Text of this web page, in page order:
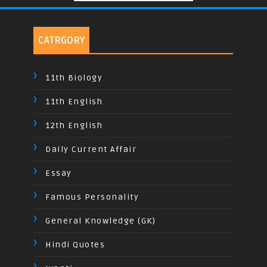
CATRGORY
11th Biology
11th English
12th English
Daily Current Affair
Essay
Famous Personality
General Knowledge (GK)
Hindi Quotes